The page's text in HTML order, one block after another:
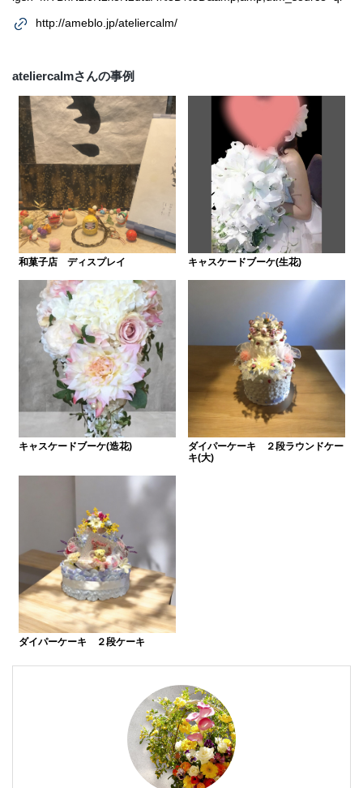
http://ameblo.jp/ateliercalm/
ateliercalmさんの事例
和菓子店 ディスプレイ キャスケードブーケ(生花)
キャスケードブーケ(造花)
ダイパーケーキ ２段ラウンドケー
キ(大)
ダイパーケーキ ２段ケーキ